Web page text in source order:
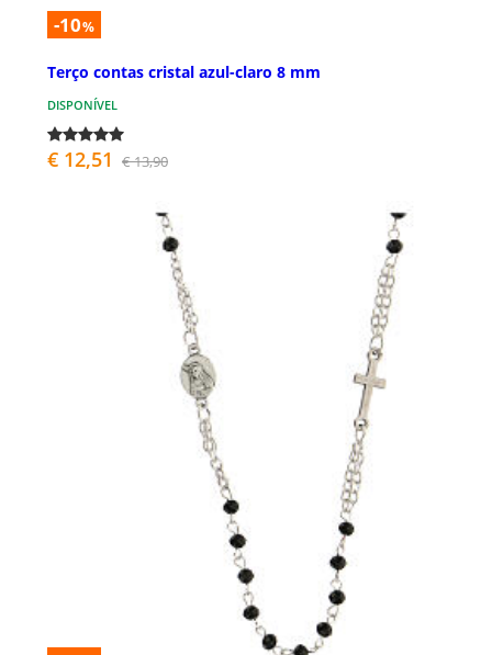
-10%
Terço contas cristal azul-claro 8 mm
DISPONÍVEL
€ 12,51 € 13,90